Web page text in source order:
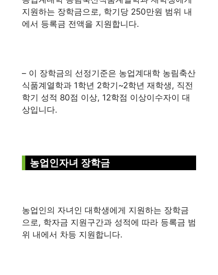
지원하는 장학금으로, 학기당 250만원 범위 내
에서 등록금 전액을 지원합니다.
– 이 장학금의 선정기준은 농업계대학 농림축산
식품계열학과 1학년 2학기~2학년 재학생, 직전
학기 성적 80점 이상, 12학점 이상이수자이 대
상입니다.
농업인자녀 장학금
농업인의 자녀인 대학생에게 지원하는 장학금
으로, 학자금 지원구간과 성적에 따라 등록금 범
위 내에서 차등 지원합니다.